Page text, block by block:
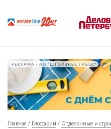
РЕКЛАМА • АО "ДП БИЗНЕС ПРЕСС"
Главная Глоссарий Отделочные и